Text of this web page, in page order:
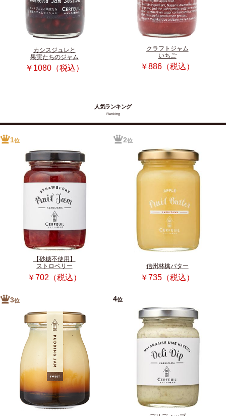
カシスジュレと
果実たちのジャム
￥1080（税込）
クラフトジャム
いちご
￥886（税込）
人気ランキング
Ranking
1位
【砂糖不使用】
ストロベリー
￥702（税込）
2位
信州林檎バター
￥735（税込）
3位 4位